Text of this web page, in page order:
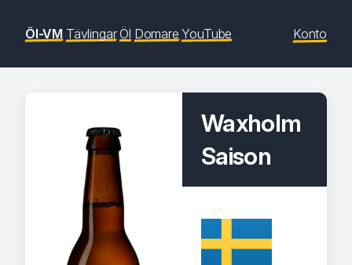
Öl-VM Tävlingar Öl Domare YouTube Konto
Waxholm
Saison